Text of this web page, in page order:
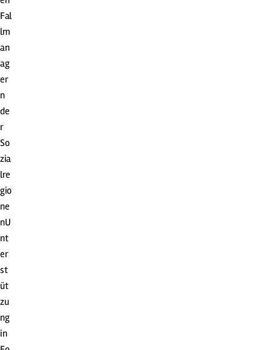
Fal
lm
an
ag
er
n
de
r
So
zia
lre
gio
ne
nU
nt
er
st
üt
zu
ng
in